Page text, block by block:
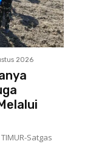
2026
Satgas